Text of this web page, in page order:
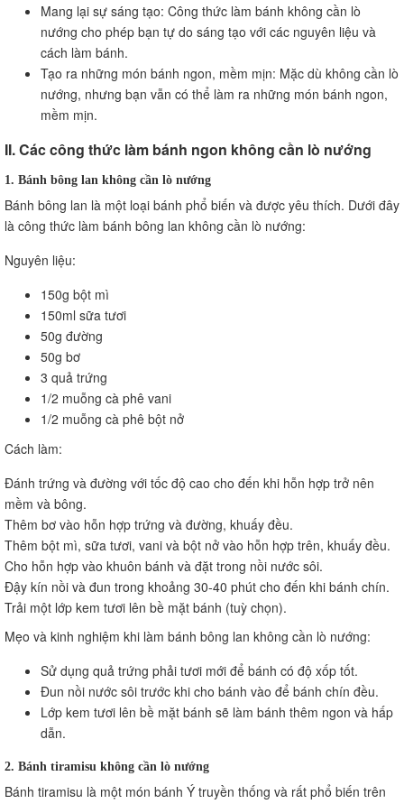
Mang lại sự sáng tạo: Công thức làm bánh không cần lò
nướng cho phép bạn tự do sáng tạo với các nguyên liệu và
cách làm bánh.
Tạo ra những món bánh ngon, mềm mịn: Mặc dù không cần lò
nướng, nhưng bạn vẫn có thể làm ra những món bánh ngon,
mềm mịn.
II. Các công thức làm bánh ngon không cần lò nướng
1. Bánh bông lan không cần lò nướng
Bánh bông lan là một loại bánh phổ biến và được yêu thích. Dưới đây
là công thức làm bánh bông lan không cần lò nướng:
Nguyên liệu:
150g bột mì
150ml sữa tươi
50g đường
50g bơ
3 quả trứng
1/2 muỗng cà phê vani
1/2 muỗng cà phê bột nở
Cách làm:
Đánh trứng và đường với tốc độ cao cho đến khi hỗn hợp trở nên
mềm và bông.
Thêm bơ vào hỗn hợp trứng và đường, khuấy đều.
Thêm bột mì, sữa tươi, vani và bột nở vào hỗn hợp trên, khuấy đều.
Cho hỗn hợp vào khuôn bánh và đặt trong nồi nước sôi.
Đậy kín nồi và đun trong khoảng 30-40 phút cho đến khi bánh chín.
Trải một lớp kem tươi lên bề mặt bánh (tuỳ chọn).
Mẹo và kinh nghiệm khi làm bánh bông lan không cần lò nướng:
Sử dụng quả trứng phải tươi mới để bánh có độ xốp tốt.
Đun nồi nước sôi trước khi cho bánh vào để bánh chín đều.
Lớp kem tươi lên bề mặt bánh sẽ làm bánh thêm ngon và hấp
dẫn.
2. Bánh tiramisu không cần lò nướng
Bánh tiramisu là một món bánh Ý truyền thống và rất phổ biến trên